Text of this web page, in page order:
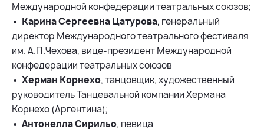
Международной конфедерации театральных союзов;
• Карина Сергеевна Цатурова, генеральный
директор Международного театрального фестиваля
им. А.П.Чехова, вице-президент Международной
конфедерации театральных союзов
• Херман Корнехо, танцовщик, художественный
руководитель Танцевальной компании Хермана
Корнехо (Аргентина);
• Антонелла Сирильо, певица